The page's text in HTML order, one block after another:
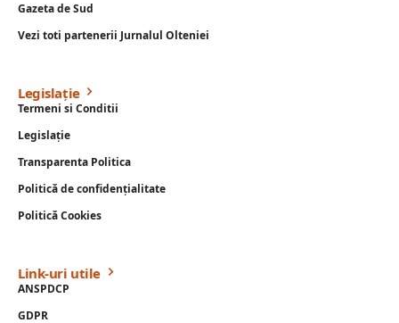
Gazeta de Sud
Vezi toti partenerii Jurnalul Olteniei
Legislație
Termeni si Conditii
Legislație
Transparenta Politica
Politică de confidențialitate
Politică Cookies
Link-uri utile
ANSPDCP
GDPR